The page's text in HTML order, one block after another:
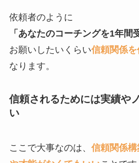
依頼者のように
「あなたのコーチングを1年間
お願いしたいくらい信頼関係を
なります。
信頼されるためには実績や
い
ここで大事なのは、 信頼関係